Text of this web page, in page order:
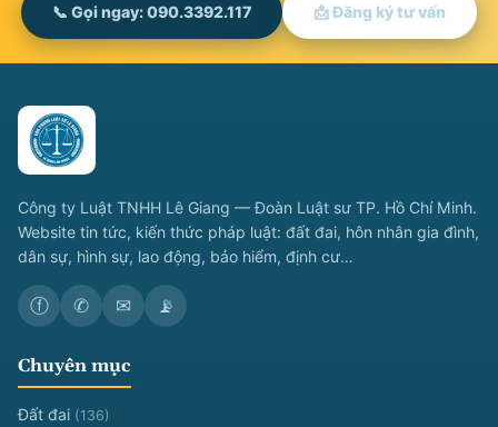
📞 Gọi ngay: 090.3392.117 📩 Đăng ký tư vấn
Công ty Luật TNHH Lê Giang — Đoàn Luật sư TP. Hồ Chí Minh.
Website tin tức, kiến thức pháp luật: đất đai, hôn nhân gia đình,
dân sự, hình sự, lao động, bảo hiểm, định cư…
ⓕ ✆ ✉ 📡
Chuyên mục
Đất đai (136)